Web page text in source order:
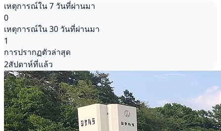
เหตุการณ์ใน 7 วันที่ผ่านมา
0
เหตุการณ์ใน 30 วันที่ผ่านมา
1
การปรากฏตัวล่าสุด
2สัปดาห์ที่แล้ว